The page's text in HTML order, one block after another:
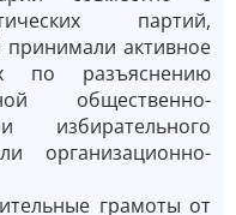
партий,
активное
по разъяснению
общественно-
организационно-
грамоты от